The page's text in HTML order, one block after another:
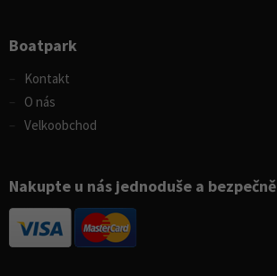
Boatpark
Kontakt
O nás
Velkoobchod
Nakupte u nás jednoduše a bezpečně